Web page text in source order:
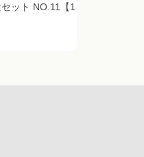
ット NO.11【1